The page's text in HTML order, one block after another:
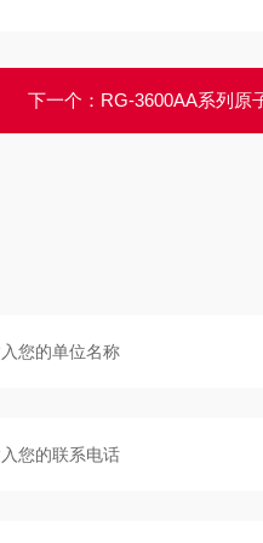
下一个： RG-3600AA系列原